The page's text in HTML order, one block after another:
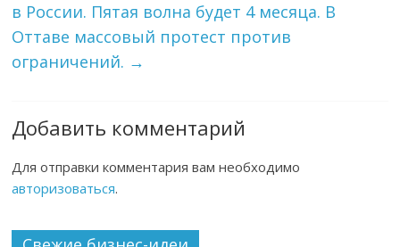
в России. Пятая волна будет 4 месяца. В
Оттаве массовый протест против
ограничений. →
Добавить комментарий
Для отправки комментария вам необходимо
авторизоваться.